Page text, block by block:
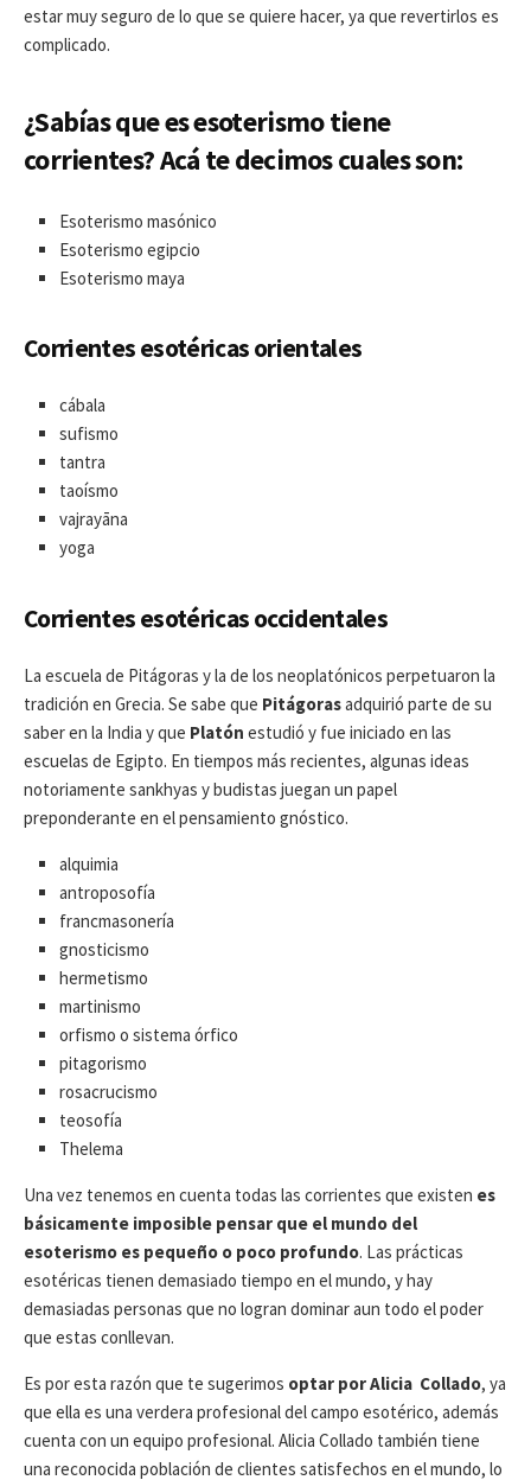
estar muy seguro de lo que se quiere hacer, ya que revertirlos es
complicado.
¿Sabías que es esoterismo tiene
corrientes? Acá te decimos cuales son:
Esoterismo masónico
Esoterismo egipcio
Esoterismo maya
Corrientes esotéricas orientales
cábala
sufismo
tantra
taoísmo
vajrayāna
yoga
Corrientes esotéricas occidentales
La escuela de Pitágoras y la de los neoplatónicos perpetuaron la
tradición en Grecia. Se sabe que Pitágorasadquirió parte de su
saber en la India y que Platón estudió y fue iniciado en las
escuelas de Egipto. En tiempos más recientes, algunas ideas
notoriamente sankhyas y budistas juegan un papel
preponderante en el pensamiento gnóstico.
alquimia
antroposofía
francmasonería
gnosticismo
hermetismo
martinismo
orfismo o sistema órfico
pitagorismo
rosacrucismo
teosofía
Thelema
Una vez tenemos en cuenta todas las corrientes que existen es
básicamente imposible pensar que el mundo del
esoterismo es pequeño o poco profundo. Las prácticas
esotéricas tienen demasiado tiempo en el mundo, y hay
demasiadas personas que no logran dominar aun todo el poder
que estas conllevan.
Es por esta razón que te sugerimos optar por Alicia Collado, ya
que ella es una verdera profesional del campo esotérico, además
cuenta con un equipo profesional. Alicia Collado también tiene
una reconocida población de clientes satisfechos en el mundo, lo